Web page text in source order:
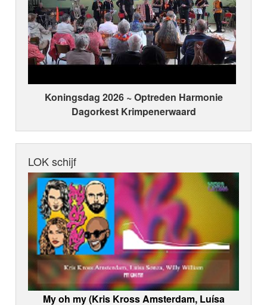
Koningsdag 2026 ~ Optreden Harmonie
Dagorkest Krimpenerwaard
LOK schijf
My oh my (Kris Kross Amsterdam, Luísa